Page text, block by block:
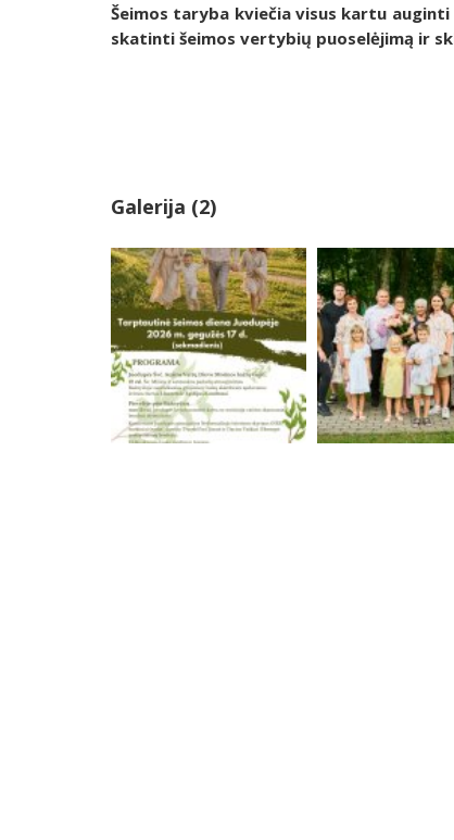
Šeimos taryba kviečia visus kartu
skatinti šeimos vertybių puoselėjimą ir
Galerija (2)